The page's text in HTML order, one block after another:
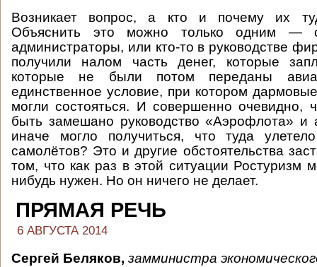
Возникает вопрос, а кто и почему их
Объяснить это можно только одним —
администраторы, или кто-то в руководстве
получили налом часть денег, которые
которые не были потом переданы
единственное условие, при котором
могли состояться. И совершенно очевидно,
быть замешано руководство «Аэрофлота» и
иначе могло получиться, что туда
самолётов? Это и другие обстоятельства
том, что как раз в этой ситуации Ростуризм
нибудь нужен. Но он ничего не делает.
ПРЯМАЯ РЕЧЬ
6 АВГУСТА 2014
Сергей Беляков, замминистра